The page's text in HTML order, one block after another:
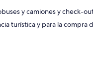
y camiones y check-
turística y para la compra